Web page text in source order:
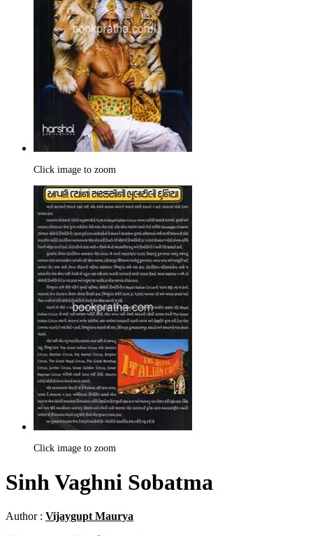
Click image to zoom
Click image to zoom
Sinh Vaghni Sobatma
Author : Vijaygupt Maurya